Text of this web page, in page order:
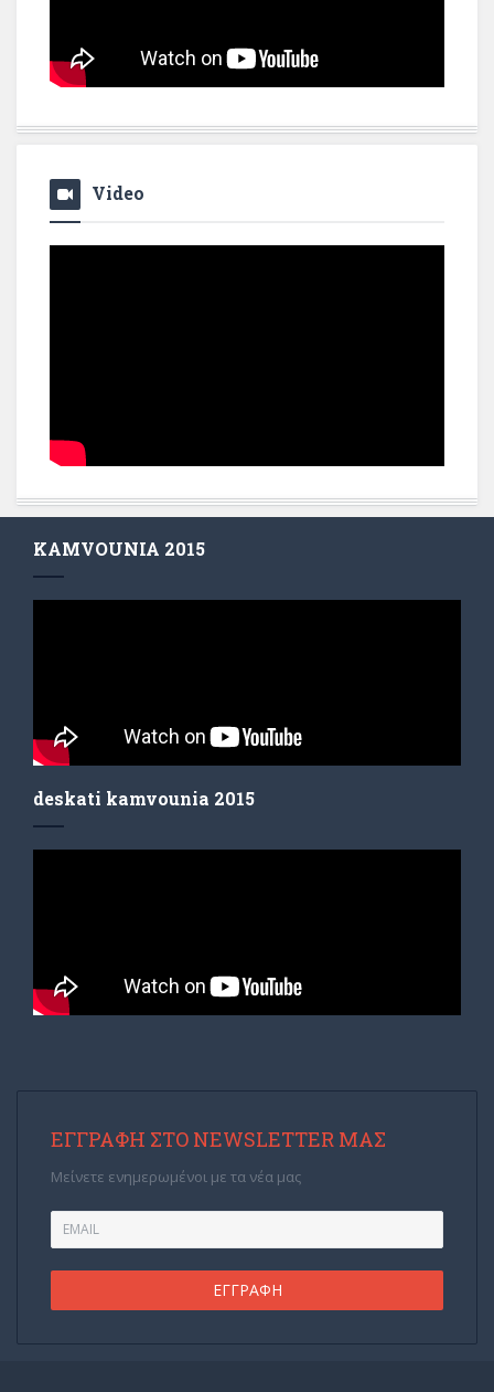
Video
KAMVOUNIA 2015
deskati kamvounia 2015
ΕΓΓΡΑΦΉ ΣΤΟ NEWSLETTER ΜΑΣ
Μείνετε ενημερωμένοι με τα νέα μας